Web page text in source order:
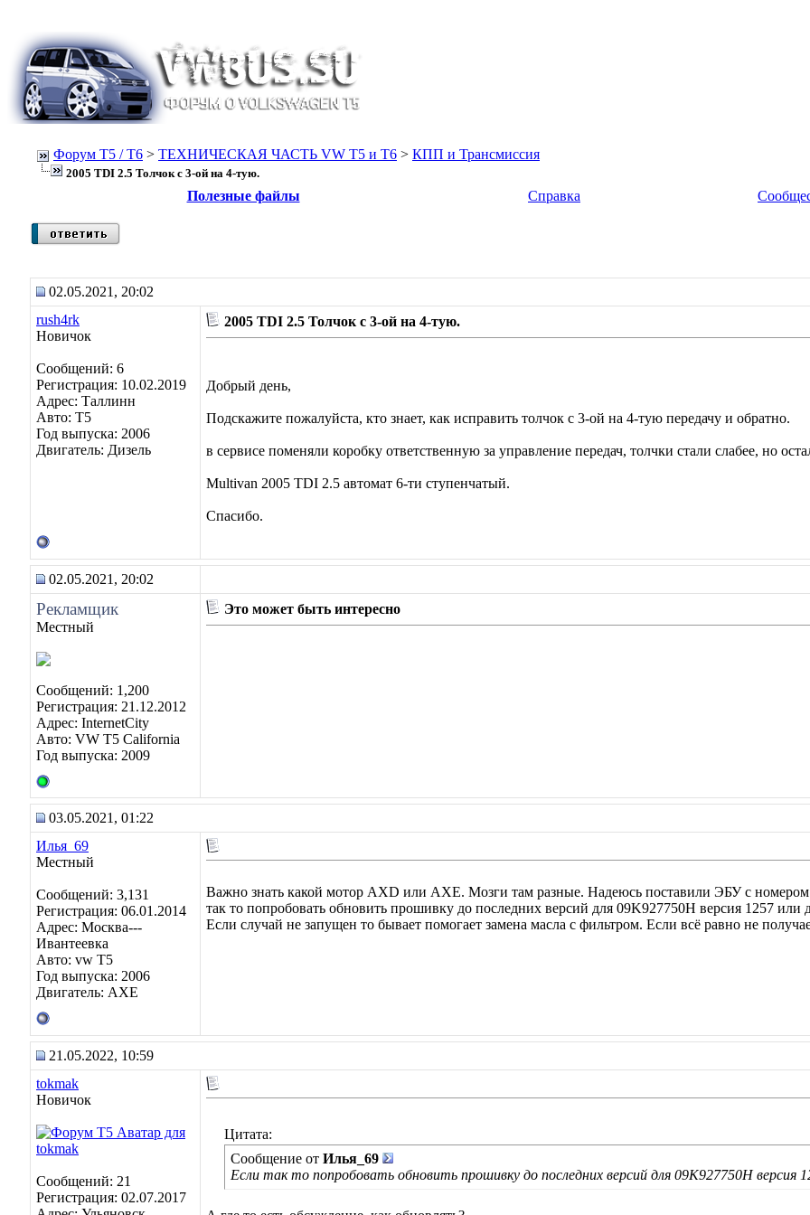
Форум Т5 / T6 > ТЕХНИЧЕСКАЯ ЧАСТЬ VW T5 и T6 > КПП и Трансмиссия
2005 TDI 2.5 Толчок с 3-ой на 4-тую.
Полезные файлы
Справка
02.05.2021, 20:02
rush4rk
Новичок
Сообщений: 6
Регистрация: 10.02.2019
Адрес: Таллинн
Авто: Т5
Год выпуска: 2006
Двигатель: Дизель
2005 TDI 2.5 Толчок с 3-ой на 4-тую.
Добрый день,
Подскажите пожалуйста, кто знает, как исправить толчок с 3-ой на 4-тую передачу и обратно.
в сервисе поменяли коробку ответственную за управление передач, толчки стали слабее, но
Multivan 2005 TDI 2.5 автомат 6-ти ступенчатый.
Спасибо.
02.05.2021, 20:02
Рекламщик
Местный
Сообщений: 1,200
Регистрация: 21.12.2012
Адрес: InternetCity
Авто: VW T5 California
Год выпуска: 2009
Это может быть интересно
03.05.2021, 01:22
Илья_69
Местный
Сообщений: 3,131
Регистрация: 06.01.2014
Адрес: Москва---
Ивантеевка
Авто: vw T5
Год выпуска: 2006
Двигатель: AXE
Важно знать какой мотор AXD или AXE. Мозги там разные. Надеюсь поставили ЭБУ с
так то попробовать обновить прошивку до последних версий для 09K927750H версия 1257 или
Если случай не запущен то бывает помогает замена масла с фильтром. Если всё равно не
21.05.2022, 10:59
tokmak
Новичок
Сообщений: 21
Регистрация: 02.07.2017
Цитата:
Сообщение от Илья_69
Если так то попробовать обновить прошивку до последних версий для 09K927750H версия